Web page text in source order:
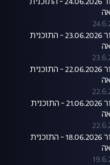
הצינור 23.06.2026 - התוכנית
הצינור 22.06.2026 - התוכנית
הצינור 21.06.2026 - התוכנית
הצינור 18.06.2026 - התוכנית